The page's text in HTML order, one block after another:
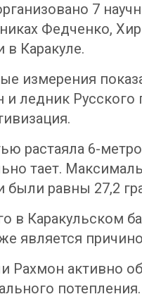
7
Федченко,
в Каракуле.
измерения
ледник Русского
растаяла 6-
тает.
равны 27,2
в Каракульском
является
Рахмон активно